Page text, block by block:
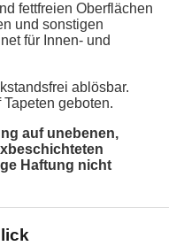
fettfreien Oberflächen
und sonstigen
für Innen- und
ablösbar.
geboten.
auf unebenen,
Haftung nicht